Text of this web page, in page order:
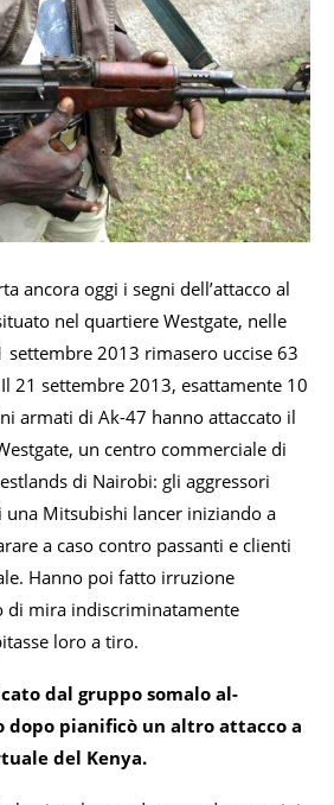
ancora oggi i segni dell’attacco al
nel quartiere Westgate, nelle
settembre 2013 rimasero uccise 63
21 settembre 2013, esattamente 10
armati di Ak-47 hanno attaccato il
un centro commerciale di
di Nairobi: gli aggressori
Mitsubishi lancer iniziando a
a caso contro passanti e clienti
Hanno poi fatto irruzione
di mira indiscriminatamente
loro a tiro.
dal gruppo somalo al-
dopo pianificò un altro attacco a
del Kenya.